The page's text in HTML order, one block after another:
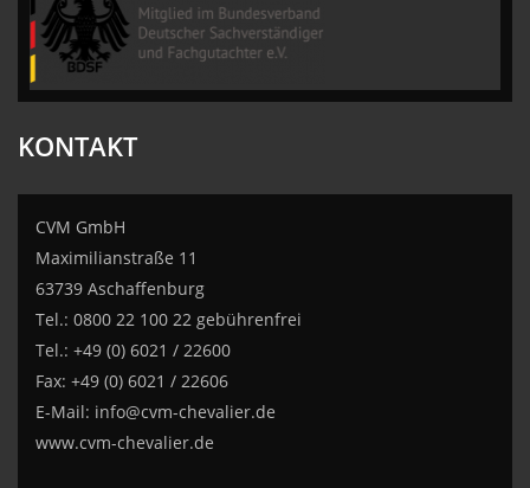
KONTAKT
CVM GmbH
Maximilianstraße 11
63739 Aschaffenburg
Tel.: 0800 22 100 22 gebührenfrei
Tel.: +49 (0) 6021 / 22600
Fax: +49 (0) 6021 / 22606
E-Mail: info@cvm-chevalier.de
www.cvm-chevalier.de